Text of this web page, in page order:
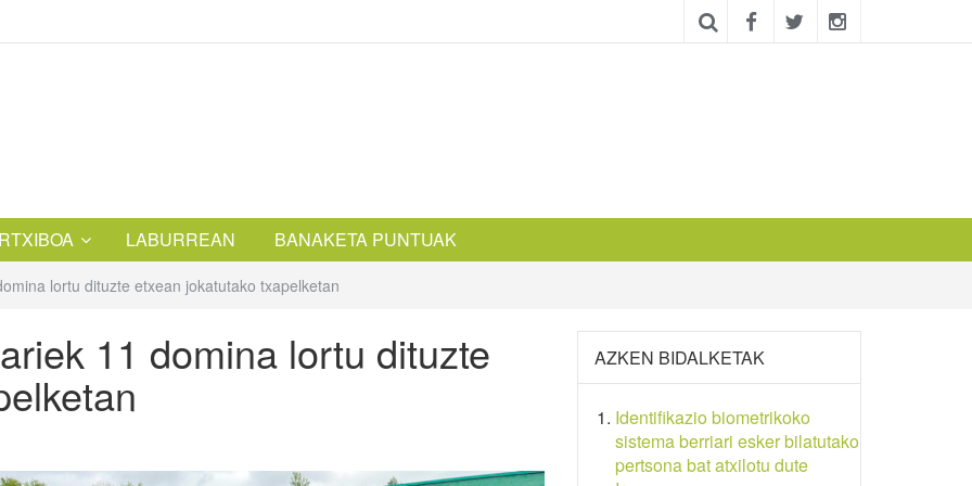
LABURREAN BANAKETA PUNTUAK
lortu dituzte etxean jokatutako txapelketan
11 domina lortu dituzte AZKEN BIDALKETAK
Identifikazio biometrikoko
sistema berriari esker bilatutako
pertsona bat atxilotu dute